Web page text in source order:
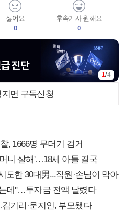
싫어요
0
후속기사 원해요
0
2/4
지면 구독신청
, 1666명 무더기 검거
니 살해'…18세 아들 결국
도한 30대男...직원·손님이 막아
데"…투자금 전액 날렸다
기리·문지인, 부모됐다